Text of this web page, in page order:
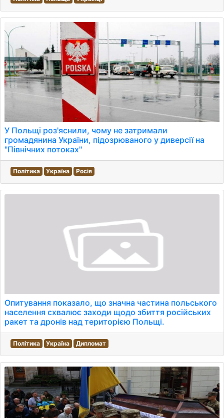
У Польщі роз'яснили, чому не затримали
громадянина України, підозрюваного у диверсії на
"Північних потоках"
Політика Україна Росія
Опитування показало, що значна частина польського
населення схвалює заходи щодо збиття російських
ракет та дронів над територією Польщі.
Політика Україна Дипломат